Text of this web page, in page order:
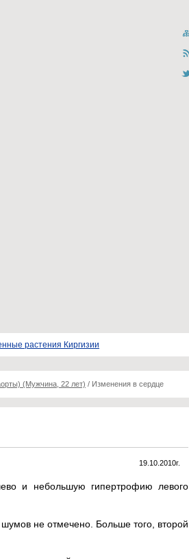
растения Киргизии
(Мужчина, 22 лет) / Изменения в сердце
19.10.2010г.
и небольшую гипертрофию левого
не отмечено. Больше того, второй